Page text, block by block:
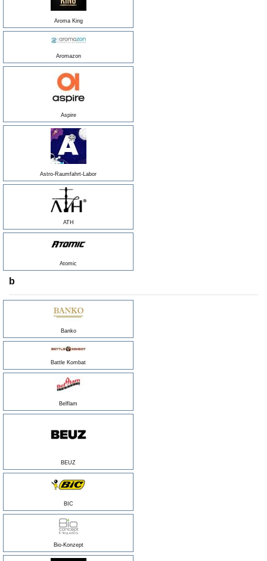
Aroma King
Aromazon
Aspire
Astro-Raumfahrt-Labor
ATH
Atomic
b
Banko
Battle Kombat
Belflam
BEUZ
BIC
Bio-Konzept